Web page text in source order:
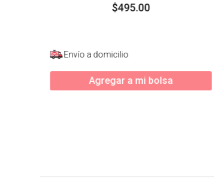
$495.00
Envío a domicilio
Agregar a mi bolsa